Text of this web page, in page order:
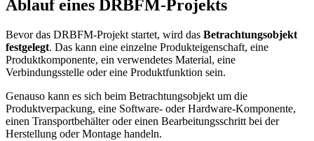
Ablauf eines DRBFM-Projekts
Bevor das DRBFM-Projekt startet, wird das Betrachtungsobjekt
festgelegt. Das kann eine einzelne Produkteigenschaft, eine
Produktkomponente, ein verwendetes Material, eine
Verbindungsstelle oder eine Produktfunktion sein.
Genauso kann es sich beim Betrachtungsobjekt um die
Produktverpackung, eine Software- oder Hardware-Komponente,
einen Transportbehälter oder einen Bearbeitungsschritt bei der
Herstellung oder Montage handeln.